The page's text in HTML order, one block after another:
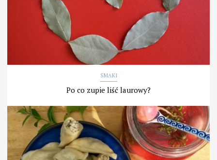
SMAKI
Po co zupie liść laurowy?